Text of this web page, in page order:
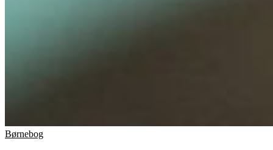
Børnebog